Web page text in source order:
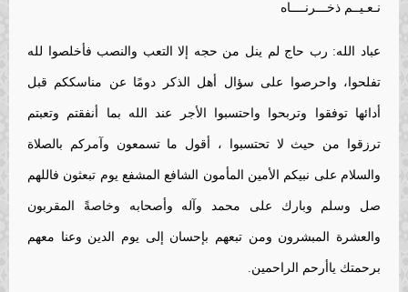
نـعـيــم ذخـــرنــــاه
عباد الله: رب حاج لم ينل من حجه إلا التعب والنصب فأخلصوا لله
تفلحوا، واحرصوا على سؤال أهل الذكر دومًا عن مناسككم قبل
أدائها توفقوا وتربحوا واحتسبوا الأجر عند الله بما أنفقتم وتعبتم
ترزقوا من حيث لا تحتسبوا ، أقول ما تسمعون وآمركم بالصلاة
والسلام على نبيكم الأمين المأمون الشافع المشفع يوم تبعثون فاللهم
صل وسلم وبارك على محمد وآله وأصحابه وخاصةً المقربون
والعشرة المبشرون ومن تبعهم بإحسان إلى يوم الدين وعنا معهم
برحمتك ياأرحم الراحمين.